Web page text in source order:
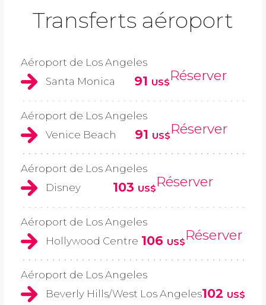
Transferts aéroport
Aéroport de Los Angeles
Santa Monica
91 US$Réserver
Aéroport de Los Angeles
Venice Beach
91 US$Réserver
Aéroport de Los Angeles
Disney
103 US$Réserver
Aéroport de Los Angeles
Hollywood Centre 106 US$Réserver
Aéroport de Los Angeles
Beverly Hills/West Los Angeles102 US$